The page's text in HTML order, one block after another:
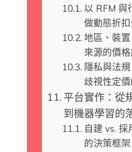
以 RFM 與
做動態折
地區、裝
來源的價
隱私與法
歧視性定
平台實作：從
到機器學習的
自建 vs. 採
的決策框架